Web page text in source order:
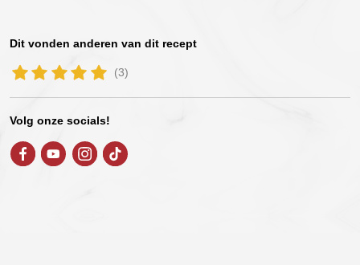
Dit vonden anderen van dit recept
(3)
Volg onze socials!